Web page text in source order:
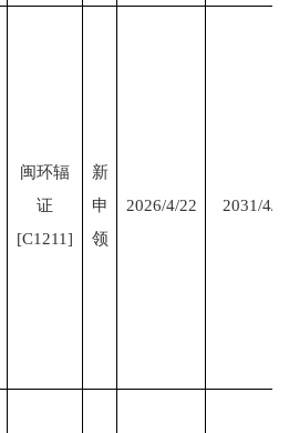
闽环辐
证
[C1211]
新
申
领
2026/4/22 2031/4/